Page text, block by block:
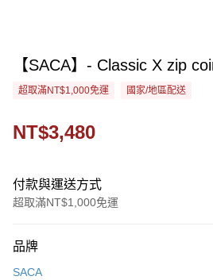
【SACA】- Classic X zip
超取滿NT$1,000免運 國家/地區配送
NT$3,480
付款與運送方式
超取滿NT$1,000免運
信用卡一次付款
品牌
SACA